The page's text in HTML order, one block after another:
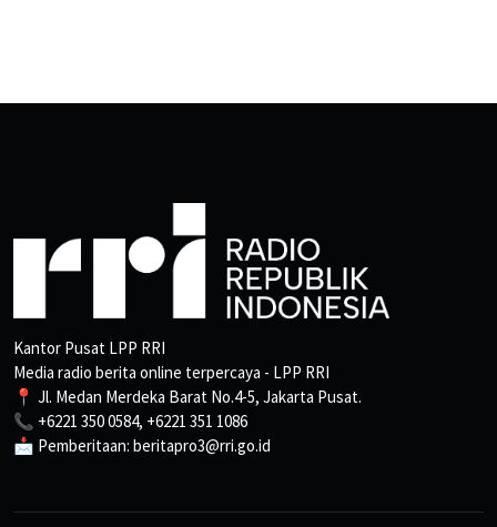
Kantor Pusat LPP RRI
Media radio berita online terpercaya - LPP RRI
📍 Jl. Medan Merdeka Barat No.4-5, Jakarta Pusat.
📞 +6221 350 0584, +6221 351 1086
📩 Pemberitaan: beritapro3@rri.go.id